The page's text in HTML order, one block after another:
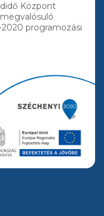
Központ
programozási